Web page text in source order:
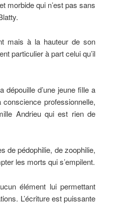
morbide qui n’est pas sans
mais à la hauteur de son
particulier à part celui qu’il
dépouille d’une jeune fille a
professionnelle,
Andrieu qui est rien de
de pédophilie, de zoophilie,
les morts qui s’empilent.
élément lui permettant
L’écriture est puissante